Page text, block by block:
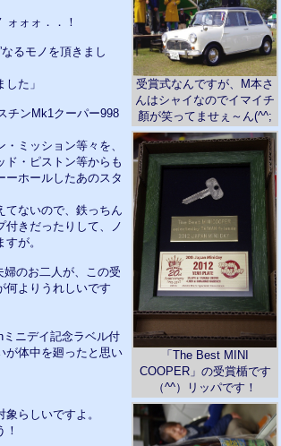
受賞式なんですが、M本さ
んはシャイなのでイマイチ
顏が笑ってませぇ～ん(^^;
「The Best MINI
COOPER」の受賞楯です
（^^）リッパです！
ォォォ．．！
るモノを頂きまし
した 」
チンMk1クーパー998
ミッション等々を、
ド・ピストン等からも
ーホールしたあのスタ
てないので、鉄っちん
付きだったりして、ノ
が。
のお二人が、この受
何よりうれしいです
ニデイ記念ラベル付
が体中を廻ったと思い
らしいですよ。
！